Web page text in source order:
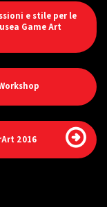
e stile per le
Game Art
2016